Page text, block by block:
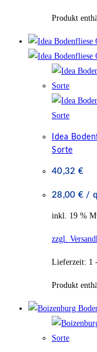
Produkt
Idea
Sorte
40,32 €
28,00 € /
inkl. 19 %
zzgl.
Lieferzeit: 1
Produkt